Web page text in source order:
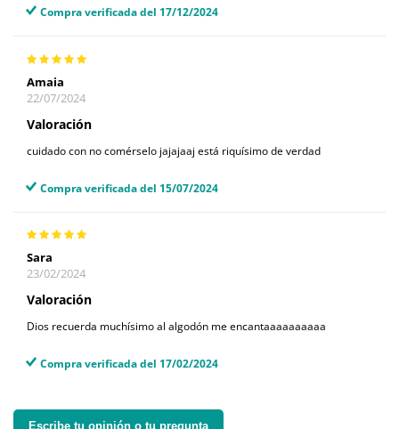
Compra verificada del 17/12/2024
Amaia
22/07/2024
Valoración
cuidado con no comérselo jajajaaj está riquísimo de verdad
Compra verificada del 15/07/2024
Sara
23/02/2024
Valoración
Dios recuerda muchísimo al algodón me encantaaaaaaaaaa
Compra verificada del 17/02/2024
Escribe tu opinión o tu pregunta